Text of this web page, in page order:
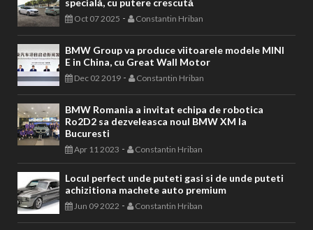
specială, cu putere crescută
Oct 07 2025 - Constantin Hriban
BMW Group va produce viitoarele modele MINI
E in China, cu Great Wall Motor
Dec 02 2019 - Constantin Hriban
BMW Romania a invitat echipa de robotica
Ro2D2 sa dezveleasca noul BMW XM la
Bucuresti
Apr 11 2023 - Constantin Hriban
Locul perfect unde puteti gasi si de unde puteti
achizitiona machete auto premium
Jun 09 2022 - Constantin Hriban